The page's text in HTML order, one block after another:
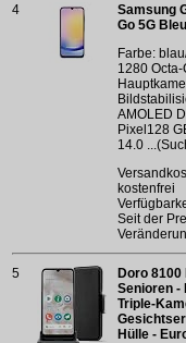
4
Samsung
Go 5G
Farbe:
1280
AMOLED
Pixel128
14.0
kostenfrei
Seit der
5
Doro
Senioren -
Triple-
Hülle -